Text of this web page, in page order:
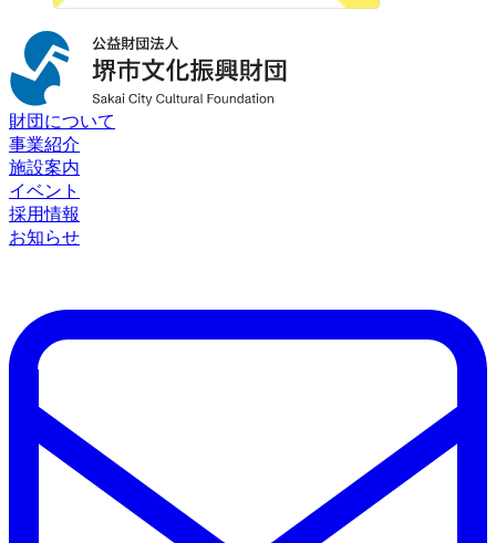
財団について
事業紹介
施設案内
イベント
採用情報
お知らせ